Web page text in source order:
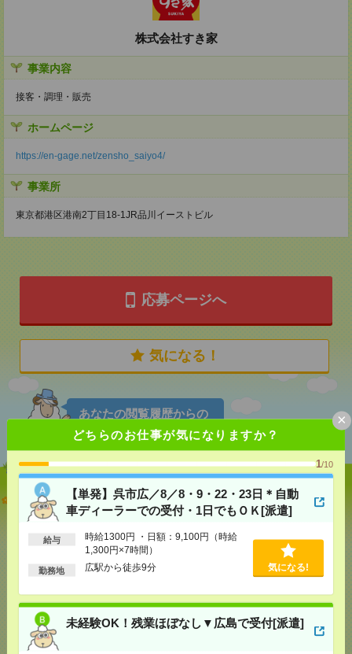
どちらのお仕事が気になりますか？
1/10
【単発】呉市広／8／8・9・22・23日＊自動
車ディーラーでの受付・1日でもＯＫ[派遣]
給与
時給1300円 ・日額：9,100円（時給
1,300円×7時間）
勤務地 広駅から徒歩9分 気になる!
未経験OK！残業ほぼなし▼広島で受付[派遣]
×
株式会社すき家
事業内容
接客・調理・販売
ホームページ
https://en-gage.net/zensho_saiyo4/
事業所
東京都港区港南2丁目18-1JR品川イーストビル
応募ページへ
気になる！
あなたの閲覧履歴からの
おすすめ
【単発】呉市広／8／8・9・22・23日＊自動車ディー
ラーでの受付・1日でもＯＫ[派遣]
[給 与]時給1300円 ・日額：9,100円（時給1,300
[交通費]・自転車通勤可 ・車通勤可(駐車場無料)
気になる！
未経験OK！残業ほぼなし▼広島で受付[派遣]